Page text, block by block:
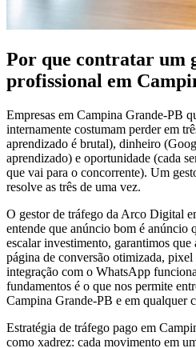
Por que contratar um
profissional em
Empresas em Campina Grande-PB
internamente costumam perder em
aprendizado é brutal), dinheiro
aprendizado) e oportunidade (cada
que vai para o concorrente). Um
resolve as três de uma vez.
O gestor de tráfego da Arco Digital
entende que anúncio bom é anúncio
escalar investimento, garantimos que
página de conversão otimizada,
integração com o WhatsApp
fundamentos é o que nos permite
Campina Grande-PB e em qualquer
Estratégia de tráfego pago em
como xadrez: cada movimento em